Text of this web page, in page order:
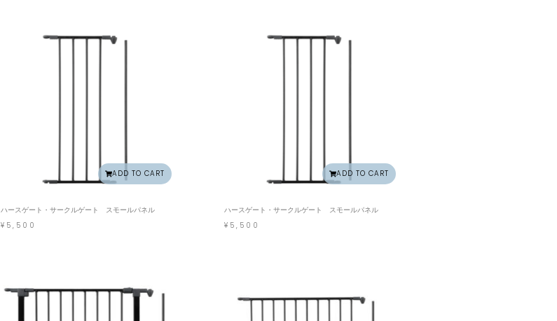
ADD TO CART
ハースゲート・サークルゲート スモールパネル
¥ 5,500
ADD TO CART
ハースゲート・サークルゲート スモールパネル
¥ 5,500